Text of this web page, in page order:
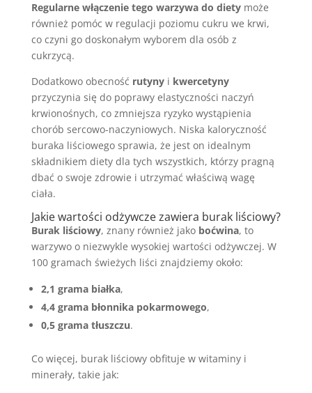
Regularne włączenie tego warzywa do dietymoże
również pomóc w regulacji poziomu cukru we krwi,
co czyni go doskonałym wyborem dla osób z
cukrzycą.
Dodatkowo obecność rutynyi kwercetyny
przyczynia się do poprawy elastyczności naczyń
krwionośnych, co zmniejsza ryzyko wystąpienia
chorób sercowo-naczyniowych. Niska kaloryczność
buraka liściowego sprawia, że jest on idealnym
składnikiem diety dla tych wszystkich, którzy pragną
dbać o swoje zdrowie i utrzymać właściwą wagę
ciała.
Jakie wartości odżywcze zawiera burak liściowy?
Burak liściowy, znany również jako boćwina, to
warzywo o niezwykle wysokiej wartości odżywczej. W
100 gramach świeżych liści znajdziemy około:
2,1 grama białka,
4,4 grama błonnika pokarmowego,
0,5 grama tłuszczu.
Co więcej, burak liściowy obfituje w witaminy i
minerały, takie jak: